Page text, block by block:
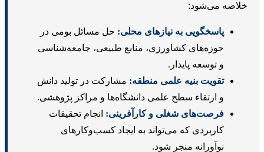
می‌شود:
پاسخگویی به نیازهای محلی:حل مسائل بومی در
حوزه‌های کشاورزی، منابع طبیعی، جامعه‌شناسی
و توسعه پایدار.
تقویت بنیه علمی منطقه:مشارکت در تولید دانش
و ارتقاء سطح علمی دانشگاه‌ها و مراکز پژوهشی.
فرصت‌های شغلی و کارآفرینی: انجام تحقیقات
کاربردی که می‌تواند به ایجاد کسب‌وکارهای
نوآورانه منجر شود.